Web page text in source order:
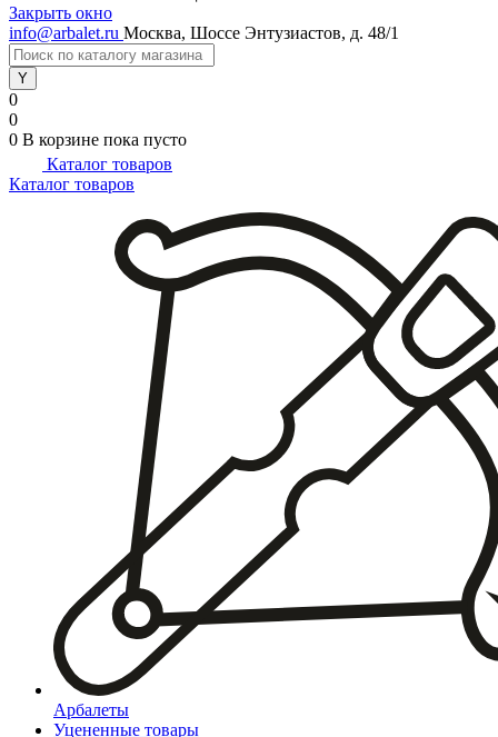
Закрыть окно
info@arbalet.ru Москва, Шоссе Энтузиастов, д. 48/1
0
0
0 В корзине пока пусто
Каталог товаров
Каталог товаров
Арбалеты
Уцененные товары